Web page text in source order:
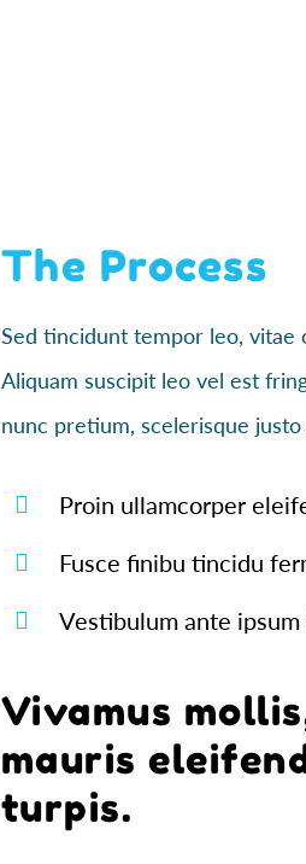
The Process
Sed tincidunt tempor leo, vitae
Aliquam suscipit leo vel est
nunc pretium, scelerisque
Proin ullamcorper
Fusce finibu tincidu
Vestibulum ante
Vivamus
mauris
turpis.